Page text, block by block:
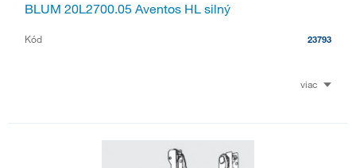
BLUM 20L2700.05 Aventos HL silný
Kód 23793
viac